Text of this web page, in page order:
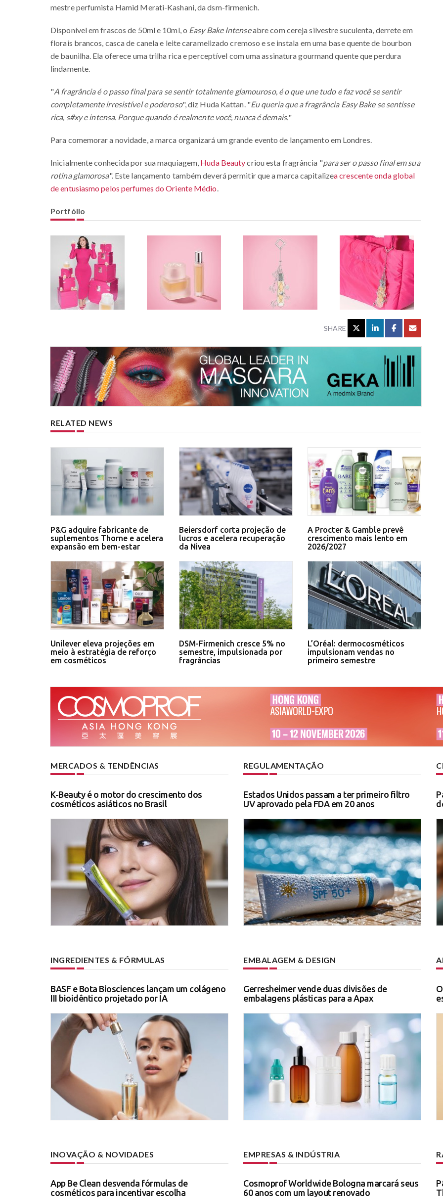
mestre perfumista Hamid Merati-Kashani, da dsm-firmenich.
Disponível em frascos de 50ml e 10ml, o Easy Bake Intenseabre com cereja silvestre suculenta, derrete em
florais brancos, casca de canela e leite caramelizado cremoso e se instala em uma base quente de bourbon
de baunilha. Ela oferece uma trilha rica e perceptível com uma assinatura gourmand quente que perdura
lindamente.
"A fragrância é o passo final para se sentir totalmente glamouroso, é o que une tudo e faz você se sentir
completamente irresistível e poderoso", diz Huda Kattan. "Eu queria que a fragrância Easy Bake se sentisse
rica, s#xy e intensa. Porque quando é realmente você, nunca é demais."
Para comemorar a novidade, a marca organizará um grande evento de lançamento em Londres.
Inicialmente conhecida por sua maquiagem, Huda Beautycriou esta fragrância "para ser o passo final em sua
rotina glamorosa". Este lançamento também deverá permitir que a marca capitalizea crescente onda global
de entusiasmo pelos perfumes do Oriente Médio.
Portfólio
SHARE
RELATED NEWS
P&G adquire fabricante de
suplementos Thorne e acelera
expansão em bem-estar
Beiersdorf corta projeção de
lucros e acelera recuperação
da Nivea
A Procter & Gamble prevê
crescimento mais lento em
2026/2027
Unilever eleva projeções em
meio à estratégia de reforço
em cosméticos
DSM-Firmenich cresce 5% no
semestre, impulsionada por
fragrâncias
L’Oréal: dermocosméticos
impulsionam vendas no
primeiro semestre
MERCADOS & TENDÊNCIAS
K-Beauty é o motor do crescimento dos
cosméticos asiáticos no Brasil
REGULAMENTAÇÃO
Estados Unidos passam a ter primeiro filtro
UV aprovado pela FDA em 20 anos
INGREDIENTES & FÓRMULAS
BASF e Bota Biosciences lançam um colágeno
III bioidêntico projetado por IA
EMBALAGEM & DESIGN
Gerresheimer vende duas divisões de
embalagens plásticas para a Apax
INOVAÇÃO & NOVIDADES
App Be Clean desvenda fórmulas de
cosméticos para incentivar escolha
EMPRESAS & INDÚSTRIA
Cosmoprof Worldwide Bologna marcará seus
60 anos com um layout renovado